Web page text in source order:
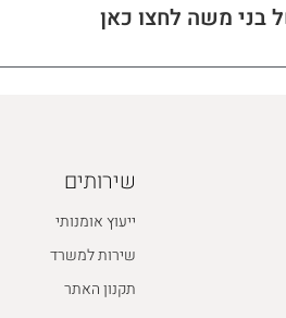
בני משה לחצו כאן
שירותים
ייעוץ אומנותי
שירות למשרד
תקנון האתר